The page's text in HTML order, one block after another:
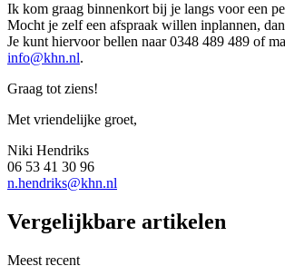
Ik kom graag binnenkort bij je langs voor een
Mocht je zelf een afspraak willen inplannen,
Je kunt hiervoor bellen naar 0348 489 489 of
info@khn.nl.
Graag tot ziens!
Met vriendelijke groet,
Niki Hendriks
06 53 41 30 96
n.hendriks@khn.nl
Vergelijkbare artikelen
Meest recent